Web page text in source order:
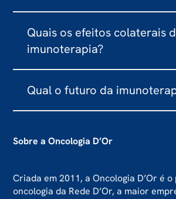
Apesar de ser um tratamento
imunoterapia ainda possui alguns
deles é que nem todos os
beneficiam do tratamento. Além
imunoterapia pode levar mais
Quais os efeitos colaterais
imunoterapia?
Os efeitos colaterais da
acordo com o tipo de tratamento
paciente. Alguns efeitos
e reações alérgicas. Em casos
alguns órgãos, como pele,
fígado ou intestinos. Por isso, é
Qual o futuro da
promissores em muitos tipos de
determinar seu potencial em
terapêuticas.
Sobre a Oncologia D’Or
Criada em 2011, a Oncologia D’Or é
oncologia da Rede D’Or, a maior